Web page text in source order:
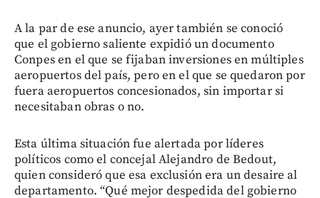
A la par de ese anuncio, ayer también se conoció
que el gobierno saliente expidió un documento
Conpes en el que se fijaban inversiones en múltiples
aeropuertos del país, pero en el que se quedaron por
fuera aeropuertos concesionados, sin importar si
necesitaban obras o no.
Esta última situación fue alertada por líderes
políticos como el concejal Alejandro de Bedout,
quien consideró que esa exclusión era un desaire al
departamento. “Qué mejor despedida del gobierno